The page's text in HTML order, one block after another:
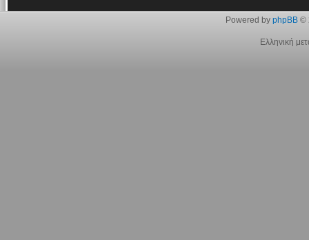
Powered by phpBB©
Ελληνική